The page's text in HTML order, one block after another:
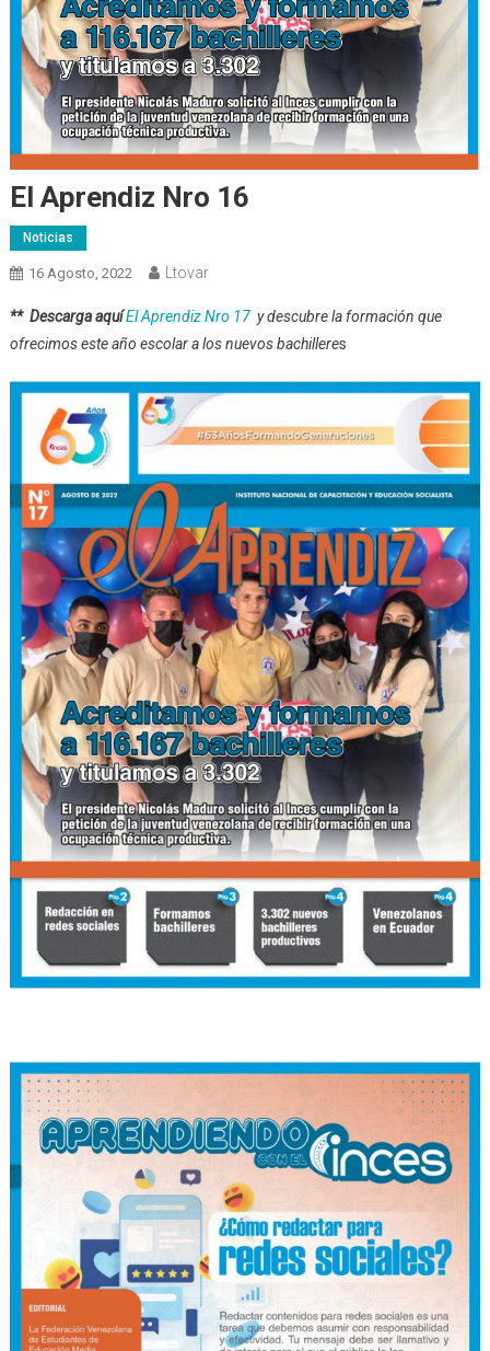
El Aprendiz Nro 16
Noticias
16 Agosto, 2022 Ltovar
** Descarga aquíEl Aprendiz Nro 17 y descubre la formación que
ofrecimos este año escolar a los nuevos bachilleres